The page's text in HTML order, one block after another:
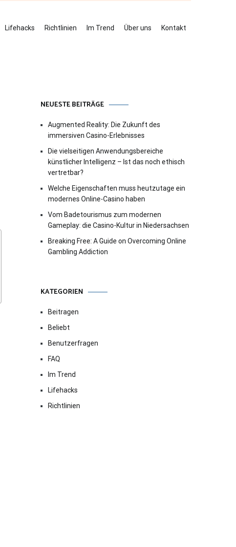
Lifehacks Richtlinien Im Trend Über uns Kontakt
NEUESTE BEITRÄGE
Augmented Reality: Die Zukunft des
immersiven Casino-Erlebnisses
Die vielseitigen Anwendungsbereiche
künstlicher Intelligenz – Ist das noch ethisch
vertretbar?
Welche Eigenschaften muss heutzutage ein
modernes Online-Casino haben
Vom Badetourismus zum modernen
Gameplay: die Casino-Kultur in Niedersachsen
Breaking Free: A Guide on Overcoming Online
Gambling Addiction
KATEGORIEN
Beitragen
Beliebt
Benutzerfragen
FAQ
Im Trend
Lifehacks
Richtlinien